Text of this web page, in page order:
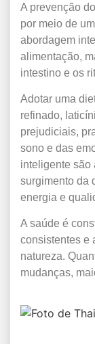
A prevenção
por meio de
abordagem
alimentação,
intestino e os
Adotar uma
refinado,
prejudiciais,
sono e das
inteligente são
surgimento da
energia e
A saúde é
consistentes e
natureza.
mudanças,